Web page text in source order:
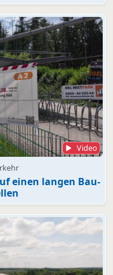
Video
einen langen Bau-